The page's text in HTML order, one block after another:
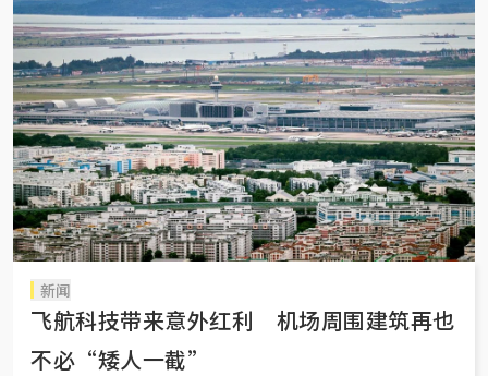
新闻
飞航科技带来意外红利 机场周围建筑再也
不必“矮人一截”